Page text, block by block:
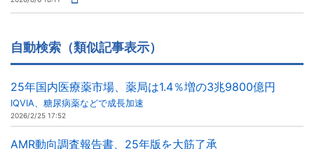
自動検索（類似記事表示）
25年国内医療薬市場、薬局は1.4％増の3兆9800億円
IQVIA、糖尿病薬などで成長加速
2026/2/25 17:52
AMR動向調査報告書、25年版を大筋了承